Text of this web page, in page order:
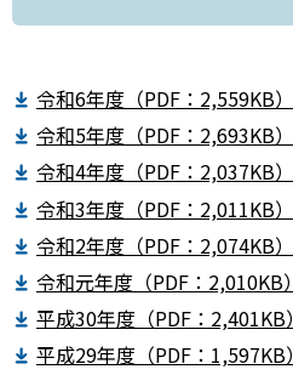
令和6年度（PDF：2,559KB）
令和5年度（PDF：2,693KB）
令和4年度（PDF：2,037KB）
令和3年度（PDF：2,011KB）
令和2年度（PDF：2,074KB）
令和元年度（PDF：2,010KB）
平成30年度（PDF：2,401KB）
平成29年度（PDF：1,597KB）